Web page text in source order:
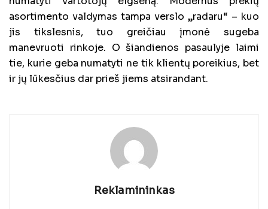
asortimento valdymas tampa verslo „radaru“ – kuo
jis tikslesnis, tuo greičiau įmonė sugeba
manevruoti rinkoje. O šiandienos pasaulyje laimi
tie, kurie geba numatyti ne tik klientų poreikius, bet
ir jų lūkesčius dar prieš jiems atsirandant.
Reklamininkas